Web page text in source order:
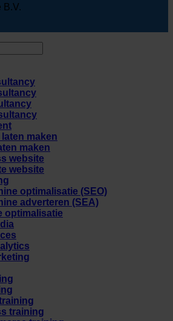
B.V.
maken
maken
website
website
optimalisatie (SEO)
adverteren (SEA)
optimalisatie
training